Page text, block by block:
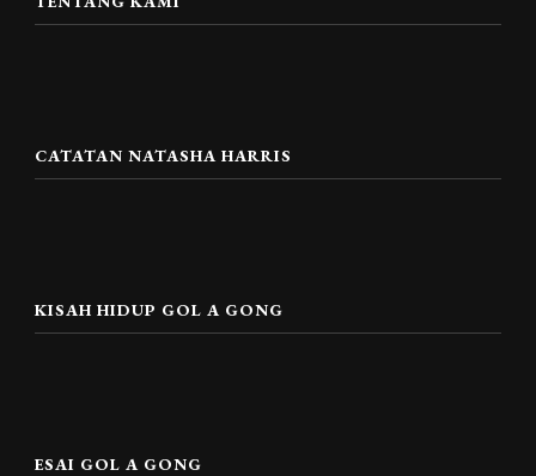
CATATAN NATASHA HARRIS
KISAH HIDUP GOL A GONG
ESAI GOL A GONG